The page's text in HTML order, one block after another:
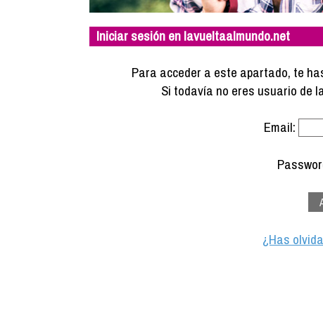
Iniciar sesión en lavueltaalmundo.net
Para acceder a este apartado, te
Si todavía no eres usuario de
Email:
¿Has